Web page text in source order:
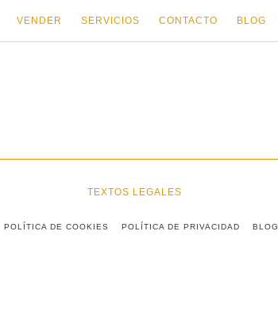
VENDER SERVICIOS CONTACTO BLOG
TEXTOS LEGALES
POLÍTICA DE COOKIES POLÍTICA DE PRIVACIDAD BLOG